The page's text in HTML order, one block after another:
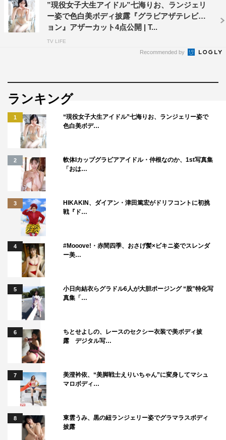
”現役女子大生アイドル”七海りお、ランジェリ
ー姿で色白美ボディ披露『グラビアザテレビジ
ョン』アザーカット4点公開 | T...
TV LIFE
Recommended by
ランキング
1
“現役女子大生アイドル”七海りお、ランジェリー姿で
色白美ボデ…
2
軟体Iカップグラビアアイドル・仲根なのか、1st写真集
「おは…
3
HIKAKIN、ダイアン・津田篤宏がドリフコントに初挑
戦『ド…
4
#Mooove!・赤間四季、おさげ髪×ビキニ姿でスレンダ
ー美…
5
小日向結衣らグラドル6人が大胆ポージング “股”特化写
真集「…
6
ちとせよしの、レースのセクシー衣装で美ボディ披
露 デジタル写…
7
美澄衿依、“美脚戦士えりいちゃん”に変身してマシュ
マロボディ…
8
東雲うみ、黒の紐ランジェリー姿でグラマラスボディ
披露